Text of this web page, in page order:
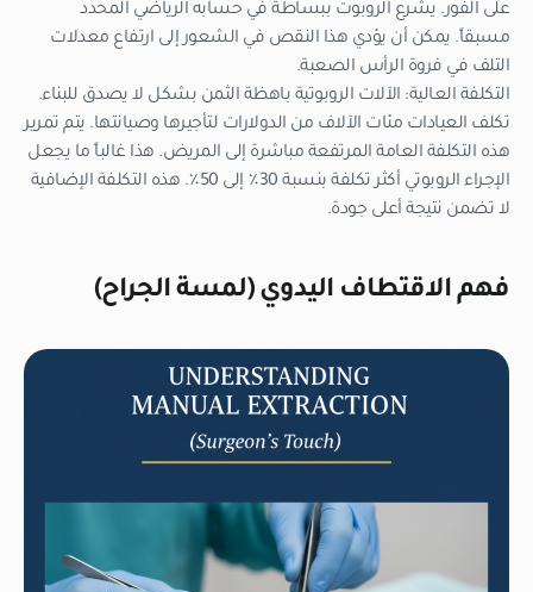
على الفور. يشرع الروبوت ببساطة في حسابه الرياضي المحدد
مسبقاً. يمكن أن يؤدي هذا النقص في الشعور إلى ارتفاع معدلات
التلف في فروة الرأس الصعبة.
التكلفة العالية: الآلات الروبوتية باهظة الثمن بشكل لا يصدق للبناء.
تكلف العيادات مئات الآلاف من الدولارات لتأجيرها وصيانتها. يتم تمرير
هذه التكلفة العامة المرتفعة مباشرة إلى المريض. هذا غالباً ما يجعل
الإجراء الروبوتي أكثر تكلفة بنسبة 30٪ إلى 50٪. هذه التكلفة الإضافية
لا تضمن نتيجة أعلى جودة.
فهم الاقتطاف اليدوي (لمسة الجراح)